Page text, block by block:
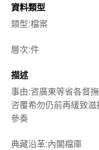
資料類型
類型:檔案
層次:件
描述
事由:咨廣東等省各督
咨覆希勿仍前再緩致
參奏
典藏沿革:內閣檔庫